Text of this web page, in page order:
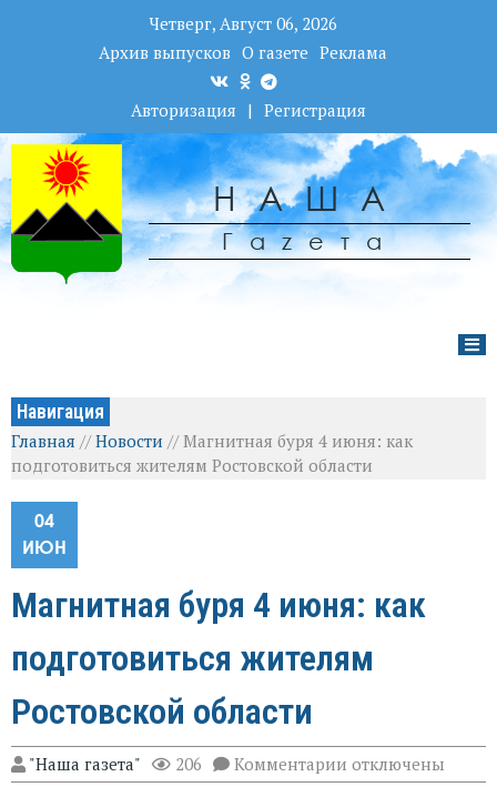
Четверг, Август 06, 2026
Архив выпусков О газете Реклама
Авторизация | Регистрация
НАША
Гаzета
Навигация
Главная //Новости // Магнитная буря 4 июня: как
подготовиться жителям Ростовской области
04
ИЮН
Магнитная буря 4 июня: как
подготовиться жителям
Ростовской области
"Наша газета" 206 Комментарии к
записи
отключены